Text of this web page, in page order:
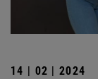
14 | 02 | 2024